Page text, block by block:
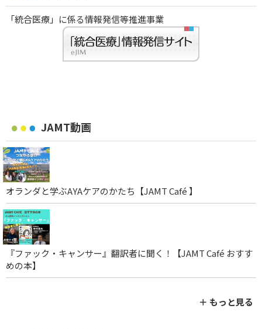
「統合医療」に係る情報発信等推進事業
JAMT動画
オランダと学ぶAYAケアのかたち【JAMT Café 】
『ファック・キャンサー』翻訳者に聞く！【JAMT Café おすす
めの本】
＋ もっと見る